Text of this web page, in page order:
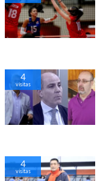
4
visitas
4
visitas